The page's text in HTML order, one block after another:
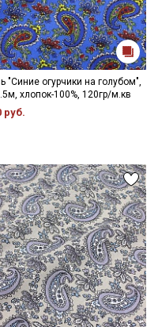
"Синие огурчики на голубом",
хлопок-100%, 120гр/м.кв
руб.
и